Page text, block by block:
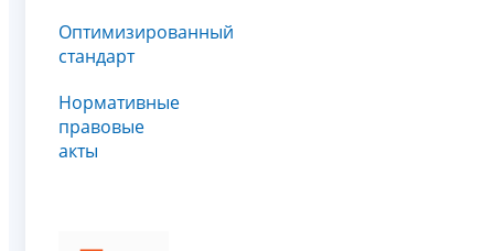
Оптимизированный
стандарт
Нормативные
правовые
акты